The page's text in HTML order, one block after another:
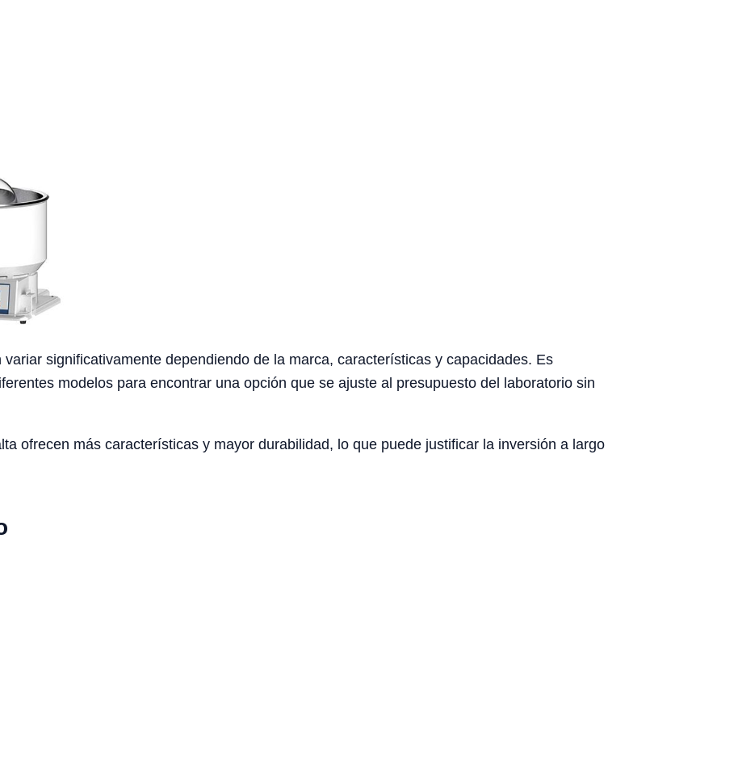
significativamente dependiendo de la marca, características y capacidades. Es
modelos para encontrar una opción que se ajuste al presupuesto del laboratorio sin
ofrecen más características y mayor durabilidad, lo que puede justificar la inversión a largo